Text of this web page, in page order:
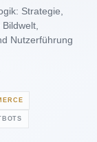
Strategie,
Nutzerführung